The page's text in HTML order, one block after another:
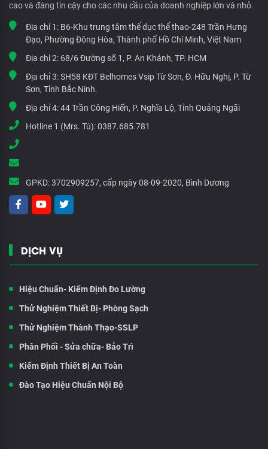
cao và đáng tin cậy cho các nhu cầu của doanh nghiệp lớn và nhỏ.
Địa chỉ 1: B6-Khu trung tâm thể dục thể thao-248 Trần Hưng
Đạo, Phường Đông Hòa, Thành phố Hồ Chí Minh, Việt Nam
Địa chỉ 2: 68/6 Đường số 1, P. An Khánh, TP. HCM
Địa chỉ 3:SH58 KĐT Belhomes Vsip Từ Sơn, Đ. Hữu Nghị, P. Từ
Sơn, Tỉnh Bắc Ninh.
Địa chỉ 4:44 Trần Công Hiến, P. Nghĩa Lộ, Tỉnh Quảng Ngãi
Hotline 1 (Mrs. Tú):0387.685.781
GPKD:3702909257, cấp ngày 08-09-2020, Bình Dương
DỊCH VỤ
Hiệu Chuẩn- Kiểm Định Đo Lường
Thử Nghiệm Thiết Bị- Phòng Sạch
Thử Nghiệm Thành Thạo-SSLP
Phân Phối - Sửa chữa- Bảo Trì
Kiểm Định Thiết Bị An Toàn
Đào Tạo Hiệu Chuẩn Nội Bộ